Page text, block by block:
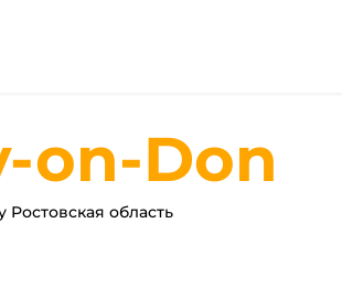
on-Don
Ростовская область